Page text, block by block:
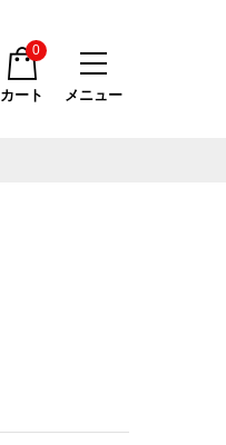
メニュー
カート
0